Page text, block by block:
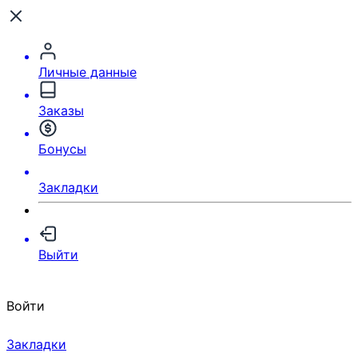
Личные данные
Заказы
Бонусы
Закладки
Выйти
Войти
Закладки